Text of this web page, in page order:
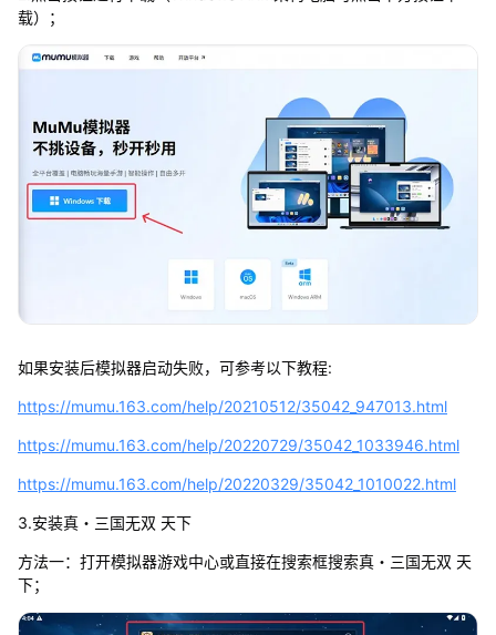
载）；
如果安装后模拟器启动失败，可参考以下教程:
https://mumu.163.com/help/20210512/35042_947013.html
https://mumu.163.com/help/20220729/35042_1033946.html
https://mumu.163.com/help/20220329/35042_1010022.html
3.安装真・三国无双 天下
方法一：打开模拟器游戏中心或直接在搜索框搜索真・三国无双 天
下；